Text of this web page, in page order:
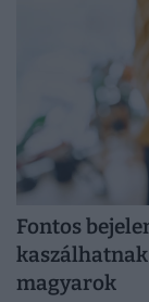
Fontos
magyarok